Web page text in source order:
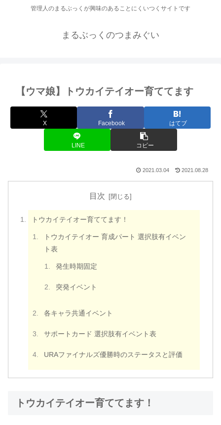
管理人のまるぶっくが興味のあることにくいつくサイトです
まるぶっくのつまみぐい
【ウマ娘】トウカイテイオー育ててます
X Facebook はてブ
LINE コピー
2021.03.04 2021.08.28
目次
トウカイテイオー育ててます！
トウカイテイオー 育成パート 選択肢有イベン
ト表
発生時期固定
突発イベント
各キャラ共通イベント
サポートカード 選択肢有イベント表
URAファイナルズ優勝時のステータスと評価
トウカイテイオー育ててます！